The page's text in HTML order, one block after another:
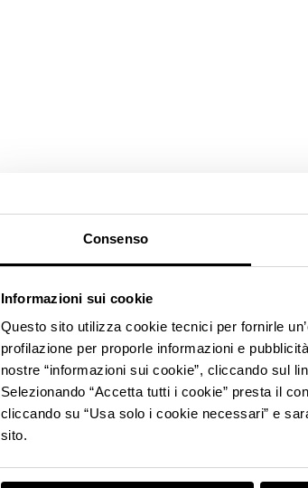
Consenso
Informazioni sui cookie
Questo sito utilizza cookie tecnici per fornirle
profilazione per proporle informazioni e
nostre “informazioni sui cookie”, cliccando sul
Selezionando “Accetta tutti i cookie” presta il
cliccando su “Usa solo i cookie necessari” e
sito.